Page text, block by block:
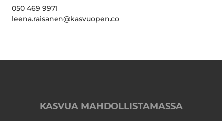
050 469 9971
leena.raisanen@kasvuopen.co
KASVUA MAHDOLLISTAMASSA